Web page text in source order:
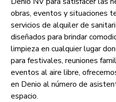
obras, eventos y situaciones
servicios de alquiler de
diseñados para brindar
limpieza en cualquier lugar
para festivales, reuniones
eventos al aire libre,
en Denio al número de
espacio.